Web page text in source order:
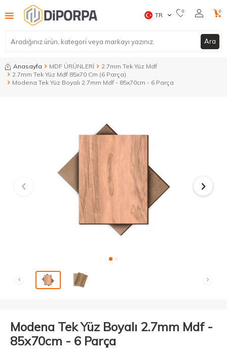
Ara
TR 0 0
Anasayfa MDF ÜRÜNLERİ
2.7mm Tek Yüz Mdf
2.7mm Tek Yüz Mdf 85x70 Cm (6 Parça)
Modena Tek Yüz Boyalı 2.7mm Mdf - 85x70cm - 6 Parça
Modena Tek Yüz Boyalı 2.7mm Mdf -
85x70cm - 6 Parça